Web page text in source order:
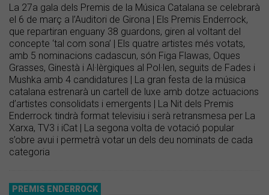
La 27a gala dels Premis de la Música Catalana se celebrarà
el 6 de març a l’Auditori de Girona | Els Premis Enderrock,
que repartiran enguany 38 guardons, giren al voltant del
concepte ‘tal com sona’ | Els quatre artistes més votats,
amb 5 nominacions cadascun, són Figa Flawas, Oques
Grasses, Ginestà i Al·lèrgiques al Pol·len, seguits de Fades i
Mushka amb 4 candidatures | La gran festa de la música
catalana estrenarà un cartell de luxe amb dotze actuacions
d’artistes consolidats i emergents | La Nit dels Premis
Enderrock tindrà format televisiu i serà retransmesa per La
Xarxa, TV3 i iCat | La segona volta de votació popular
s’obre avui i permetrà votar un dels deu nominats de cada
categoria
PREMIS ENDERROCK